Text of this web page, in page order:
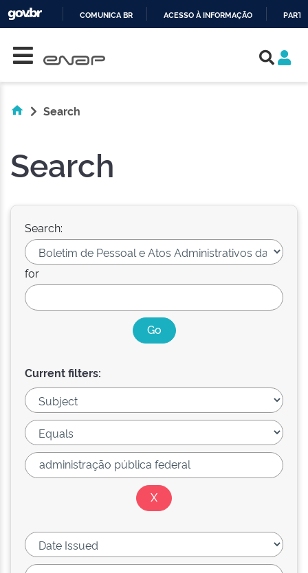
COMUNICA BR ACESSO À INFORMAÇÃO
Search
Search
Search:
for
Current filters: